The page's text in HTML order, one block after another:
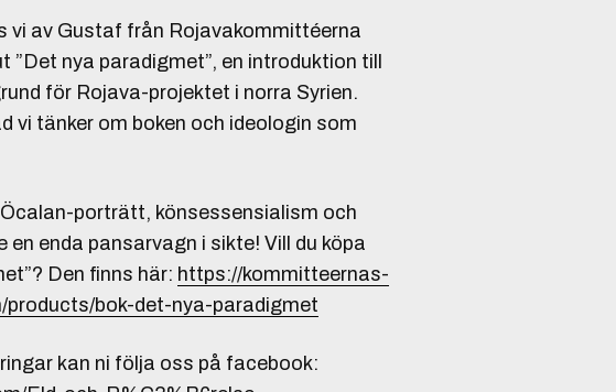
vi av Gustaf från Rojavakommittéerna
nya paradigmet”, en introduktion till
för Rojava-projektet i norra Syrien.
vi tänker om boken och ideologin som
porträtt, könsessensialism och
enda pansarvagn i sikte! Vill du köpa
Den finns här: https://kommitteernas-
products/bok-det-nya-paradigmet
kan ni följa oss på facebook: